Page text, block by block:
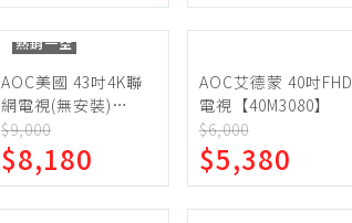
熱銷一空
AOC美國 43吋4K聯
網電視(無安裝)
【43U6418】
$9,000
$8,180
AOC艾德蒙 40吋FHD
電視【40M3080】
$6,000
$5,380